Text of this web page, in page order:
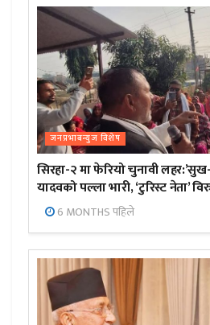
जनप्रभाबन्युज विशेष
सिरहा-२ मा फेरियो चुनावी लहर:’सुख-
यादवको पल्ला भारी, ‘टुरिस्ट नेता’
6 MONTHS पहिले